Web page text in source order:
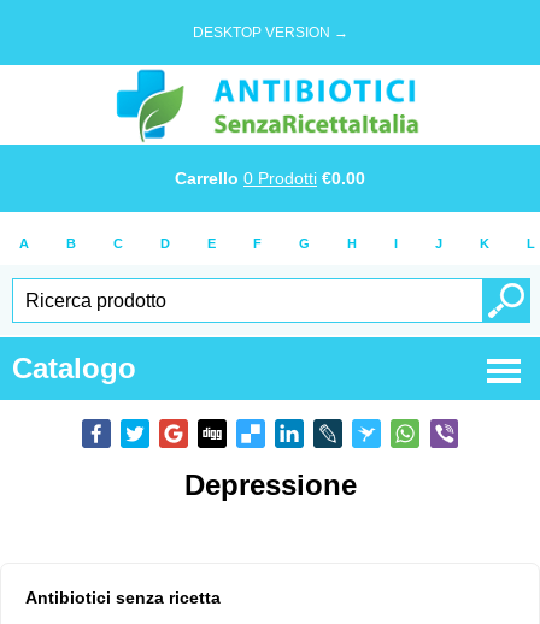
DESKTOP VERSION →
Carrello 0 Prodotti €0.00
A B C D E F G H I J K L
Catalogo
Depressione
Antibiotici senza ricetta